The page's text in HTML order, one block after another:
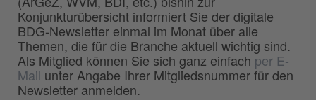
Konjunkturübersicht informiert Sie der digitale
BDG-Newsletter einmal im Monat über alle
Themen, die für die Branche aktuell wichtig sind.
Als Mitglied können Sie sich ganz einfach per E-
Mail unter Angabe Ihrer Mitgliedsnummer für den
Newsletter anmelden.